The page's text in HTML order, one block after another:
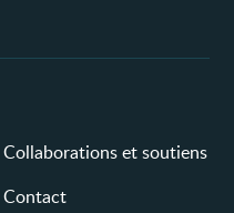
Collaborations et soutiens
Contact